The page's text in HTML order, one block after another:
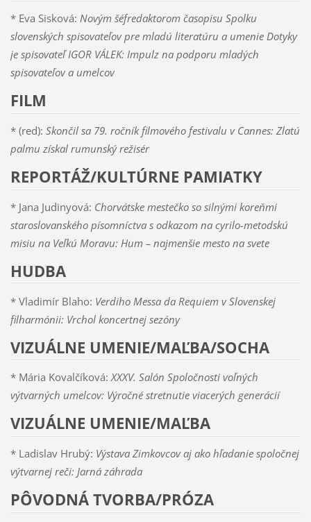
* Eva Sisková: Novým šéfredaktorom časopisu Spolku
slovenských spisovateľov pre mladú literatúru a umenie Dotyky
je spisovateľ IGOR VÁLEK: Impulz na podporu mladých
spisovateľov a umelcov
FILM
* (red): Skončil sa 79. ročník filmového festivalu v Cannes: Zlatú
palmu získal rumunský režisér
REPORTÁŽ/KULTÚRNE PAMIATKY
* Jana Judinyová: Chorvátske mestečko so silnými koreňmi
staroslovanského písomníctva s odkazom na cyrilo-metodskú
misiu na Veľkú Moravu: Hum – najmenšie mesto na svete
HUDBA
* Vladimír Blaho: Verdiho Messa da Requiem v Slovenskej
filharmónii: Vrchol koncertnej sezóny
VIZUÁLNE UMENIE/MAĽBA/SOCHA
* Mária Kovalčíková:XXXV. Salón Spoločnosti voľných
výtvarných umelcov: Výročné stretnutie viacerých generácií
VIZUÁLNE UMENIE/MAĽBA
* Ladislav Hrubý: Výstava Zimkovcov aj ako hľadanie spoločnej
výtvarnej reči: Jarná záhrada
PÔVODNÁ TVORBA/PRÓZA